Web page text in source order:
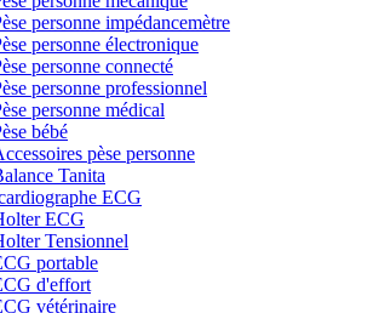
personne impédancemètre
personne électronique
personne connecté
personne professionnel
personne médical
bébé
pèse personne
Tanita
ECG
ECG
Tensionnel
portable
d'effort
vétérinaire